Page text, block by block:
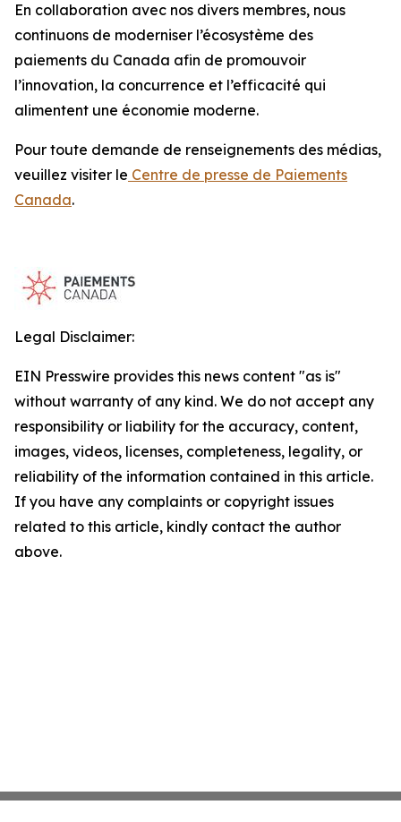
En collaboration avec nos divers membres, nous
continuons de moderniser l’écosystème des
paiements du Canada afin de promouvoir
l’innovation, la concurrence et l’efficacité qui
alimentent une économie moderne.
Pour toute demande de renseignements des médias,
veuillez visiter le Centre de presse de Paiements
Canada.
Legal Disclaimer:
EIN Presswire provides this news content "as is"
without warranty of any kind. We do not accept any
responsibility or liability for the accuracy, content,
images, videos, licenses, completeness, legality, or
reliability of the information contained in this article.
If you have any complaints or copyright issues
related to this article, kindly contact the author
above.